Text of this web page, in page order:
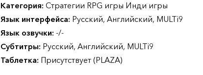
Категория: Стратегии RPG игры Инди игры
Язык интерфейса: Русский, Английский, MULTi9
Язык озвучки: -/-
Субтитры: Русский, Английский, MULTi9
Таблетка: Присутствует (PLAZA)